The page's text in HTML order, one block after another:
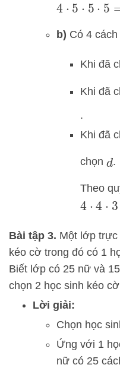
4 ⋅5⋅ 5 ⋅5 =
b) Có 4
Khi đã
Khi đã
.
Khi đã
chọn d.
Theo
4 ⋅4⋅ 3 ⋅2
Bài tập 3. Một lớp trực
kéo cờ trong đó có 1
Biết lớp có 25 nữ và
chọn 2 học sinh kéo
Lời giải:
Chọn học
Ứng với 1
nữ có 25